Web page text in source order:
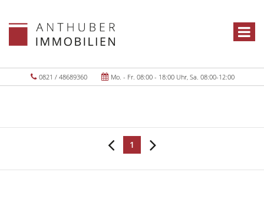
0821 / 48689360 Mo. - Fr. 08:00 - 18:00 Uhr, Sa. 08:00-12:00
1